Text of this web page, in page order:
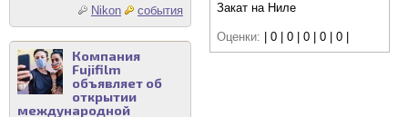
Nikon
события
Компания
Fujifilm
объявляет об
открытии
международной
Закат на Ниле
Оценки: | 0 | 0 | 0 | 0 | 0 |